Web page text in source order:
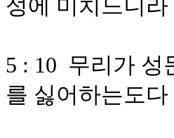
성에 미치느니라
5 : 10 무리가 성
를 싫어하는도다